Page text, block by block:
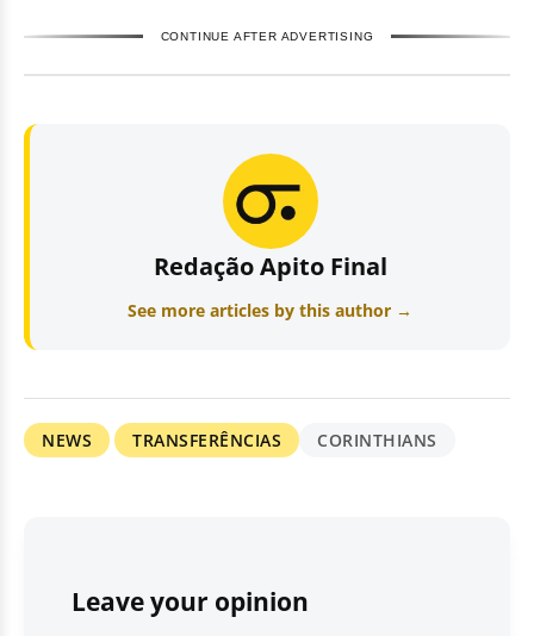
CONTINUE AFTER ADVERTISING
Redação Apito Final
See more articles by this author →
NEWS TRANSFERÊNCIAS CORINTHIANS
Leave your opinion